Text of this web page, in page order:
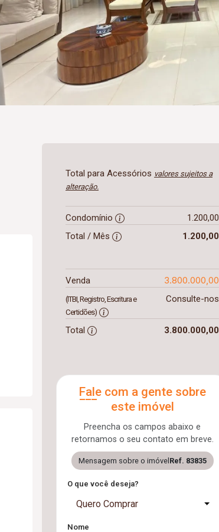
Total para Acessórios valores sujeitos a
alteração.
Condomínio
1.200,00
Total / Mês
1.200,00
Venda 3.800.000,00
(ITBI, Registro, Escritura e
Certidões)
Consulte-nos
Total 3.800.000,00
Fale com a gente sobre
este imóvel
Preencha os campos abaixo e
retornamos o seu contato em breve.
Mensagem sobre o imóvel Ref. 83835
O que você deseja?
Quero Comprar
Nome